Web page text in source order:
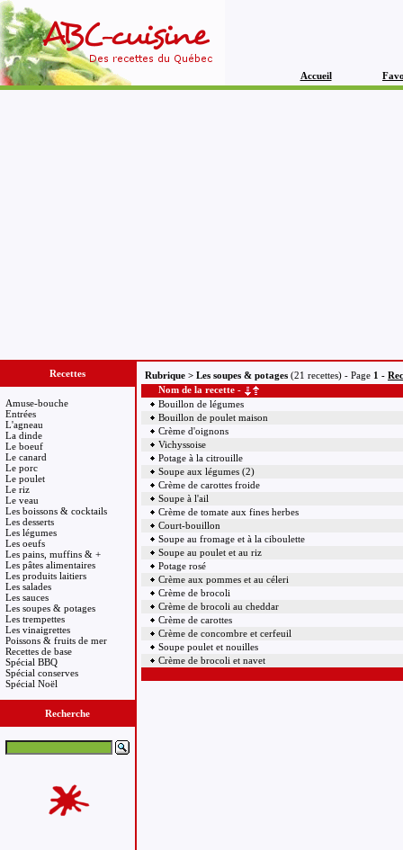
Accueil
Recettes
Amuse-bouche
Entrées
L'agneau
La dinde
Le boeuf
Le canard
Le porc
Le poulet
Le riz
Le veau
Les boissons & cocktails
Les desserts
Les légumes
Les oeufs
Les pains, muffins & +
Les pâtes alimentaires
Les produits laitiers
Les salades
Les sauces
Les soupes & potages
Les trempettes
Les vinaigrettes
Poissons & fruits de mer
Recettes de base
Spécial BBQ
Spécial conserves
Spécial Noël
Recherche
Rubrique > Les soupes & potages (21 recettes) - Page 1 -
Nom de la recette -
Bouillon de légumes
Bouillon de poulet maison
Crème d'oignons
Vichyssoise
Potage à la citrouille
Soupe aux légumes (2)
Crème de carottes froide
Soupe à l'ail
Crème de tomate aux fines herbes
Court-bouillon
Soupe au fromage et à la ciboulette
Soupe au poulet et au riz
Potage rosé
Crème aux pommes et au céleri
Crème de brocoli
Crème de brocoli au cheddar
Crème de carottes
Crème de concombre et cerfeuil
Soupe poulet et nouilles
Crème de brocoli et navet